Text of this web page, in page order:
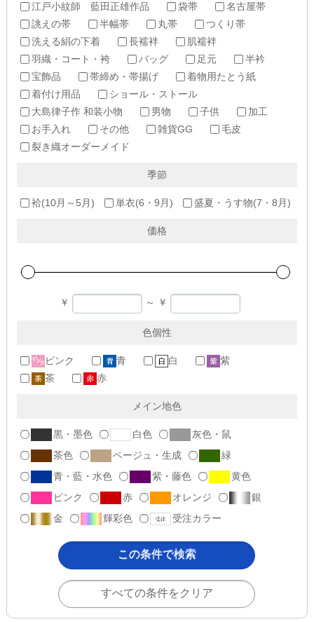
江戸小紋師 藍田正雄作品 袋帯
名古屋帯
誂えの帯
半幅帯 丸帯
つくり帯
洗える絹の下着
長襦袢
肌襦袢
羽織・コート・袴
バッグ 足元
半衿
宝飾品
帯締め・帯揚げ
着物用たとう紙
着付け用品
ショール・ストール
大島律子作 和装小物
男物 子供
加工
お手入れ
その他 雑貨GG
毛皮
裂き織オーダーメイド
季節
袷(10月～5月) 単衣(6・9月) 盛夏・うす物(7・8月)
価格
￥ ～ ￥
色個性
ピンク 青 白
紫
茶
赤
メイン地色
黒・墨色 白色
灰色・鼠
茶色
ベージュ・生成
緑
青・藍・水色
紫・藤色
黄色
ピンク
赤 オレンジ
銀
金
輝彩色 受注カラー